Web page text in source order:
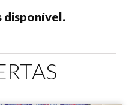
disponível.